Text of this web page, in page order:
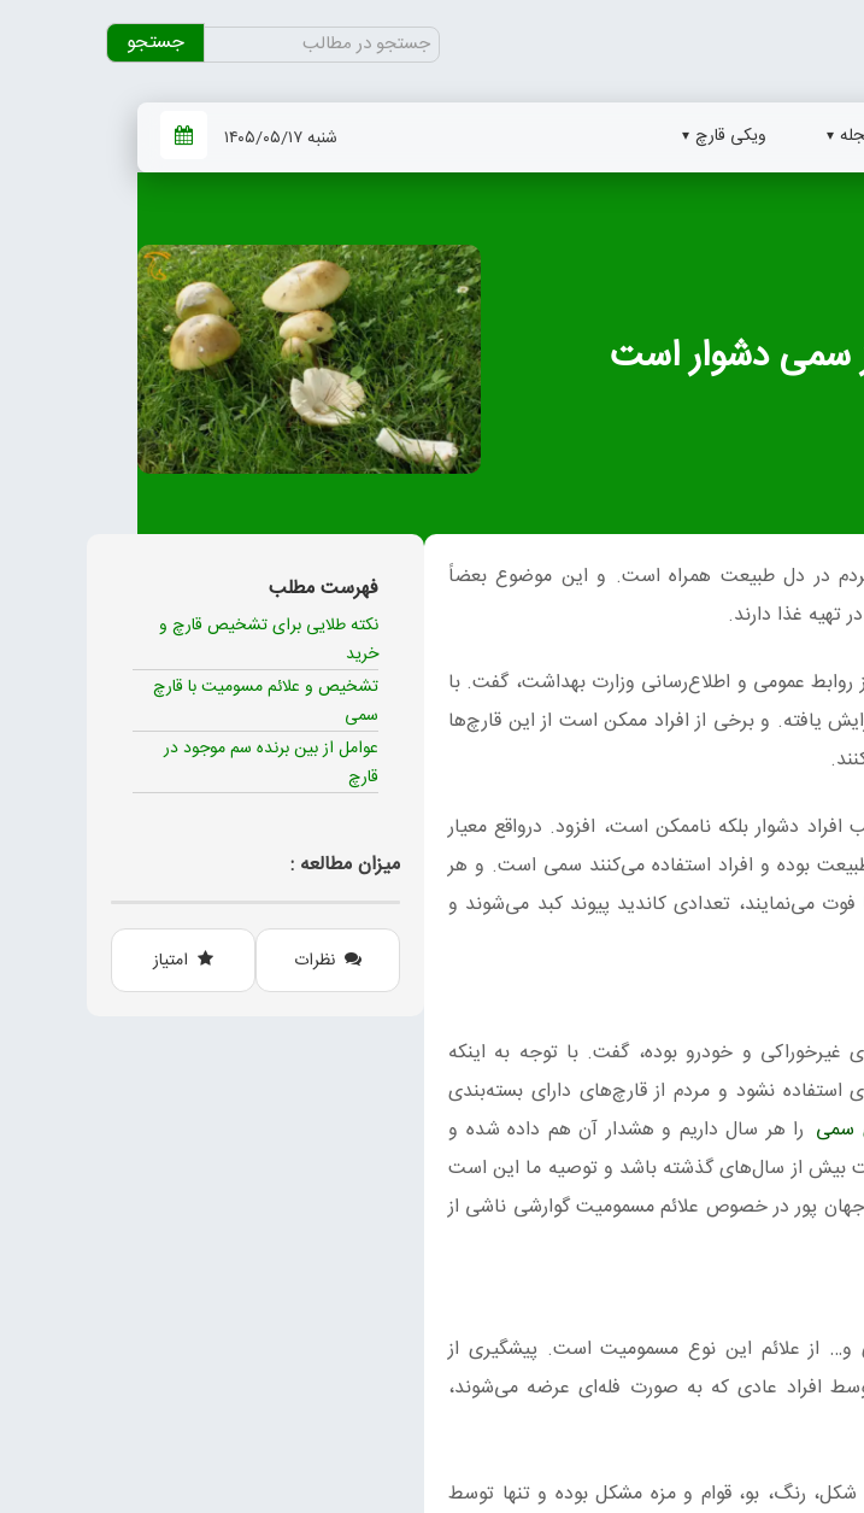
جستجو
برای:
ویکی قارچ شنبه ۱۴۰۵/۰۵/۱۷
سمی دشوار است
در دل طبیعت همراه است. و این موضوع بعضاً
تهیه غذا دارند.
روابط عمومی و اطلاع‌رسانی وزارت بهداشت، گفت. با
یافته. و برخی از افراد ممکن است از این قارچ‌ها
دشوار بلکه ناممکن است، افزود. درواقع معیار
بوده و افراد استفاده می‌کنند سمی است. و هر
می‌نمایند، تعدادی کاندید پیوند کبد می‌شوند و
و خودرو بوده، گفت. با توجه به اینکه
نشود و مردم از قارچ‌های دارای بسته‌بندی
سمی را هر سال داریم و هشدار آن هم داده شده و
بیش از سال‌های گذشته باشد و توصیه ما این است
پور در خصوص علائم مسمومیت گوارشی ناشی از
از علائم این نوع مسمومیت است. پیشگیری از
افراد عادی که به صورت فله‌ای عرضه می‌شوند،
رنگ، بو، قوام و مزه مشکل بوده و تنها توسط
فهرست مطلب
نکته طلایی برای تشخیص قارچ و
خرید
تشخیص و علائم مسومیت با قارچ
سمی
عوامل از بین برنده سم موجود در
قارچ
میزان مطالعه :
نظرات امتیاز